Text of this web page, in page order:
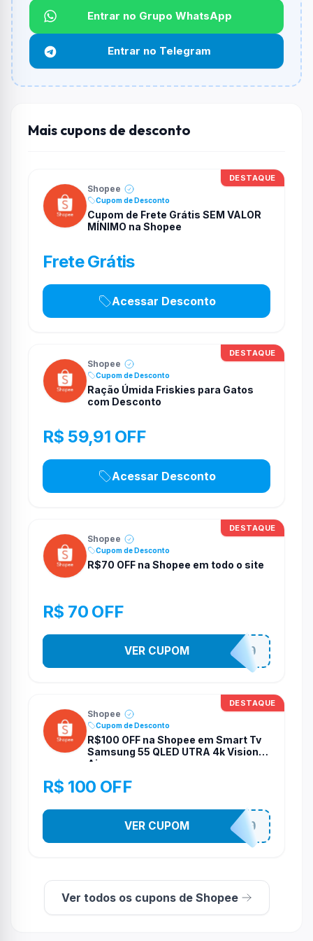
Não informado ou sem limite.
Funciona em qualquer produto?
Não necessariamente. Depende de itens participantes
e alguns vendedores ou produtos especificos podem
não aceitar cupons.
Entrar no Grupo WhatsApp
Entrar no Telegram
Mais cupons de desconto
DESTAQUE
Shopee
Cupom de Desconto
Cupom de Frete Grátis SEM VALOR
MÍNIMO na Shopee
Frete Grátis
Acessar Desconto
DESTAQUE
Shopee
Cupom de Desconto
Ração Úmida Friskies para Gatos
com Desconto
R$ 59,91 OFF
Acessar Desconto
DESTAQUE
Shopee
Cupom de Desconto
R$70 OFF na Shopee em todo o site
R$ 70 OFF
S4B4D070
VER CUPOM
DESTAQUE
Shopee
Cupom de Desconto
R$100 OFF na Shopee em Smart Tv
Samsung 55 QLED UTRA 4k Vision
Ai
R$ 100 OFF
TV100
VER CUPOM
Ver todos os cupons de Shopee